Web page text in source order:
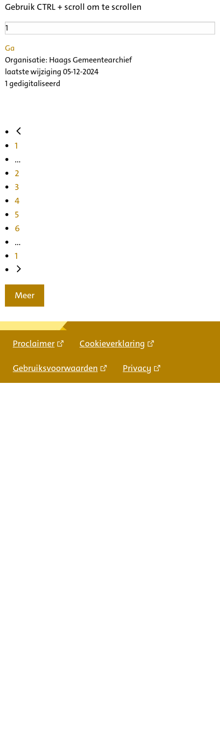
Gebruik CTRL + scroll om te scrollen
Ga
Organisatie: Haags Gemeentearchief
laatste wijziging 05-12-2024
1 gedigitaliseerd
1
...
2
3
4
5
6
...
1
Meer
Proclaimer Cookieverklaring
Gebruiksvoorwaarden Privacy